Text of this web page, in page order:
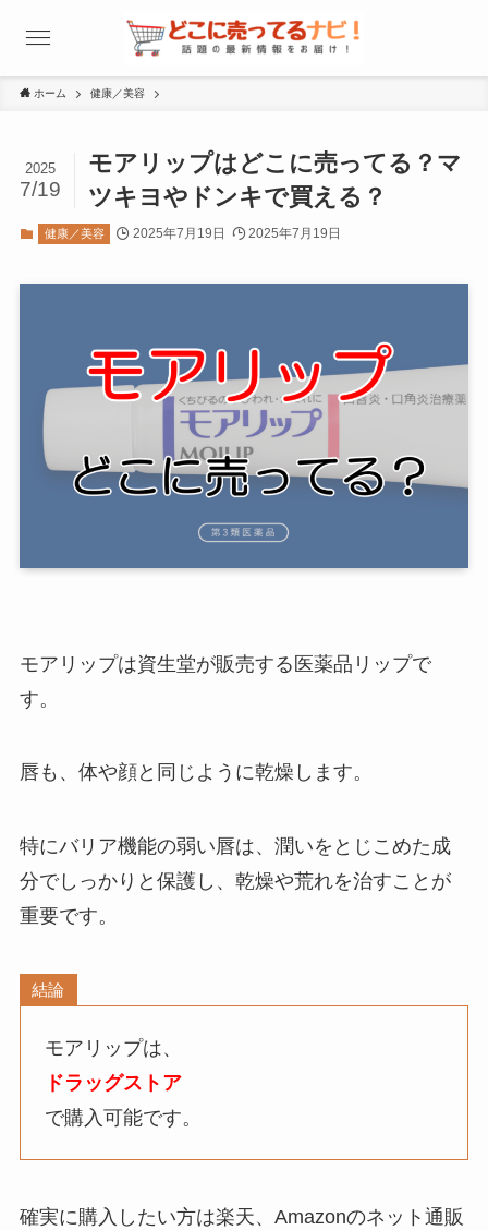
ホーム 健康／美容
モアリップはどこに売ってる？マ
ツキヨやドンキで買える？
2025
7/19
健康／美容 2025年7月19日 2025年7月19日
モアリップは資生堂が販売する医薬品リップで
す。
唇も、体や顔と同じように乾燥します。
特にバリア機能の弱い唇は、潤いをとじこめた成
分でしっかりと保護し、乾燥や荒れを治すことが
重要です。
結論
モアリップは、
ドラッグストア
で購入可能です。
確実に購入したい方は楽天、Amazonのネット通販